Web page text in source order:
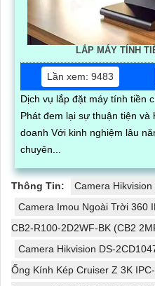
LẮP MÁY TÍNH
Lần xem: 9483
Dịch vụ lắp đặt máy tính tiền
Phát đem lại sự thuận tiện và
doanh Với kinh nghiệm lâu năm và đội ngũ kỹ thuật viên
chuyên...
Thông Tin:
Camera
Camera Imou Ngoài Trời 360
CB2-R100-2D2WF-BK (CB2
Camera Hikvision DS-
Ống Kính Kép Cruiser Z 3K